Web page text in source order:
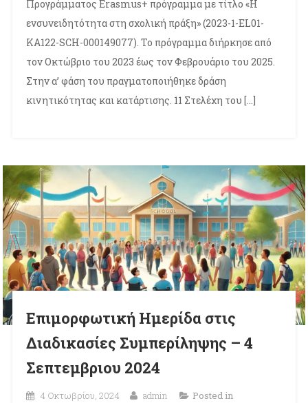
Προγράμματος Erasmus+ πρόγραμμα με τίτλο «Η
ενσυνειδητότητα στη σχολική πράξη» (2023-1-EL01-
KA122-SCH-000149077). Το πρόγραμμα διήρκησε από
τον Οκτώβριο του 2023 έως τον Φεβρουάριο του 2025.
Στην α’ φάση του πραγματοποιήθηκε δράση
κινητικότητας και κατάρτισης. 11 Στελέχη του […]
Eπιμορφωτική Ημερίδα στις
Διαδικασίες Συμπερίληψης – 4
Σεπτεμβριου 2024
4 Οκτωβρίου, 2024 admin
Posted in